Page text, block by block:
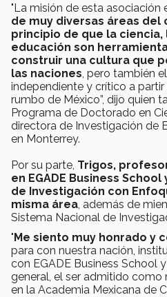
"La misión de esta asociación
de muy diversas áreas
principio de que la
educación son
construir una cultura que
las naciones , pero también
independiente y crítico a
rumbo de México”, dijo quien
Programa de Doctorado en
directora de Investigación de
en Monterrey.
Por su parte, Trigos,
en EGADE Business
de Investigación con
misma área , además de
Sistema Nacional de
"Me siento muy honrado y
para con nuestra nación,
con EGADE Business School
general, el ser admitido
en la Academia Mexicana de